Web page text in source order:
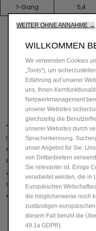
1-Gang 5,4
**Die angegebene Reichweite
(WMTC) bestimmt. WMTC ist ein
Kraftstoffverbrauchs und der
Reichweite kann unter
verschiedenen Faktoren abhängig,
Streckenbeschaffenheit,
Klimaanlage sowie thermischer
WEITER OHNE ANNAHME →
WILLKOMMEN
Wir verwenden Cookies
„Tools“), um
Erfahrung auf unserer
uns, Ihnen
Netzwerkmanagement
unserer Websites
gleichzeitig die
unserer Websites durch
Spracherkennung,
unser Angebot für Sie.
von Drittanbietern
Sie relevanter ist. Einige
verarbeitet werden, die in
Europäischen
die möglicherweise noch
zuständigen
diesem Fall beruht die
49.1a GDPR).